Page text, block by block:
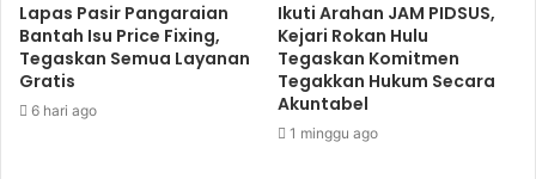
Lapas Pasir Pangaraian
Bantah Isu Price Fixing,
Tegaskan Semua Layanan
Gratis
6 hari ago
Ikuti Arahan JAM PIDSUS,
Kejari Rokan Hulu
Tegaskan Komitmen
Tegakkan Hukum Secara
Akuntabel
1 minggu ago